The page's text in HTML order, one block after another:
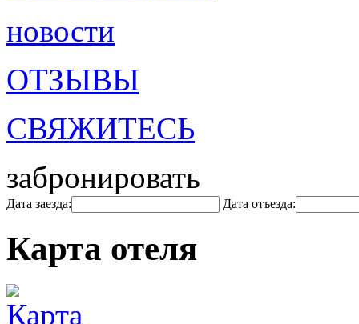
новости
ОТЗЫВЫ
СВЯЖИТЕСЬ
забронировать
Дата заезда: Дата отъезда:
Карта отеля